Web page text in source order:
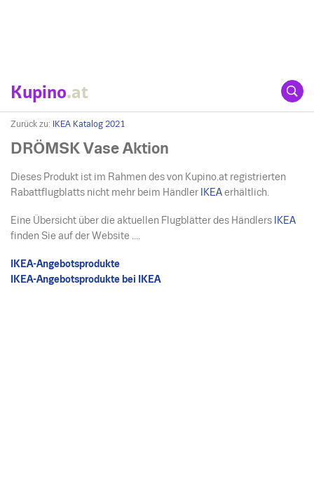
Kupino.at
Zurück zu: IKEA Katalog 2021
DRÖMSK Vase Aktion
Dieses Produkt ist im Rahmen des von Kupino.at registrierten
Rabattflugblatts nicht mehr beim Händler IKEAerhältlich.
Eine Übersicht über die aktuellen Flugblätter des Händlers IKEA
finden Sie auf der Website ....
IKEA-Angebotsprodukte
IKEA-Angebotsprodukte bei IKEA